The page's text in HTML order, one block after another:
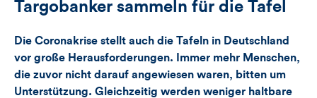
Likes
und
Kommentare
Targobanker sammeln für die Tafel
Die Coronakrise stellt auch die Tafeln in Deutschland
vor große Herausforderungen. Immer mehr Menschen,
die zuvor nicht darauf angewiesen waren, bitten um
Unterstützung. Gleichzeitig werden weniger haltbare